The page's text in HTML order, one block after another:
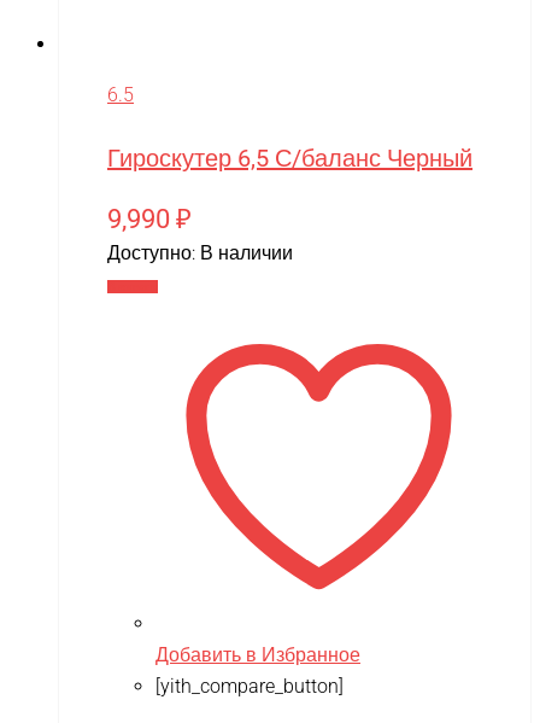
6.5
Гироскутер 6,5 С/баланс Черный
9,990 ₽
Доступно: В наличии
Добавить в Избранное
[yith_compare_button]